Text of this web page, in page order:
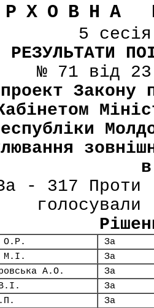
5
РЕЗУЛЬТАТИ
№ 71 від
Закону
- 317 Проти
О.Р.
За
М.І.
За
А.О.
За
За
За